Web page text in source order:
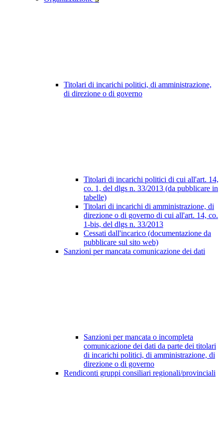
Titolari di incarichi politici, di amministrazione,
di direzione o di governo
Titolari di incarichi politici di cui all'art. 14,
co. 1, del dlgs n. 33/2013 (da pubblicare in
tabelle)
Titolari di incarichi di amministrazione, di
direzione o di governo di cui all'art. 14, co.
1-bis, del dlgs n. 33/2013
Cessati dall'incarico (documentazione da
pubblicare sul sito web)
Sanzioni per mancata comunicazione dei dati
Sanzioni per mancata o incompleta
comunicazione dei dati da parte dei titolari
di incarichi politici, di amministrazione, di
direzione o di governo
Rendiconti gruppi consiliari regionali/provinciali